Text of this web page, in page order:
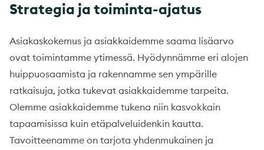
Strategia ja toiminta-ajatus
Asiakaskokemus ja asiakkaidemme saama lisäarvo
ovat toimintamme ytimessä. Hyödynnämme eri alojen
huippuosaamista ja rakennamme sen ympärille
ratkaisuja, jotka tukevat asiakkaidemme tarpeita.
Olemme asiakkaidemme tukena niin kasvokkain
tapaamisissa kuin etäpalveluidenkin kautta.
Tavoitteenamme on tarjota yhdenmukainen ja